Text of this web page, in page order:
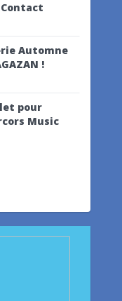
Contact
Automne
!
pour
Music